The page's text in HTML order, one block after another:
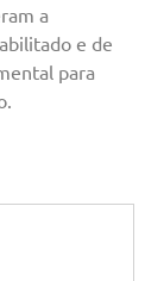
a
e de
para